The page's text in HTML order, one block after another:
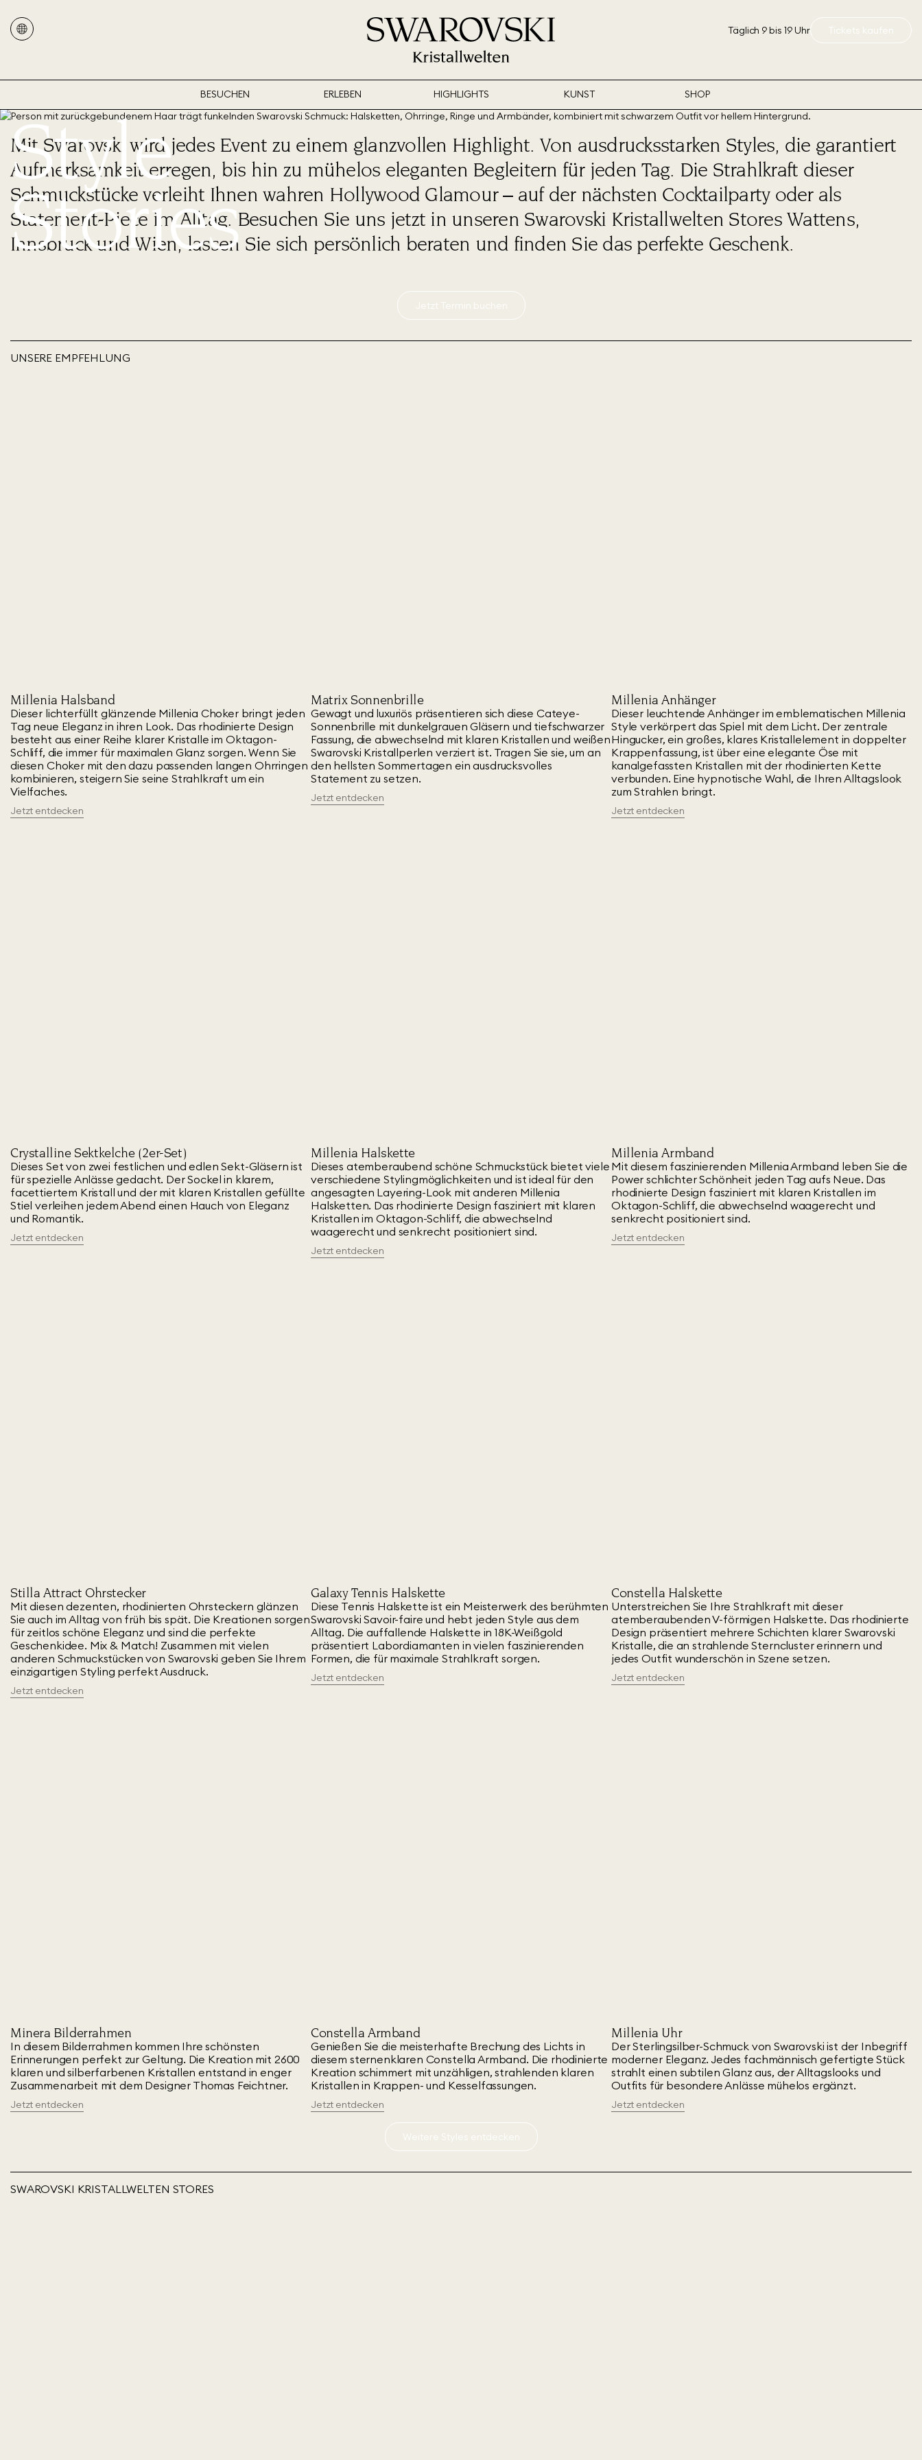
Täglich 9 bis 19 Uhr Tickets kaufen
BESUCHEN ERLEBEN HIGHLIGHTS KUNST SHOP
Style
Stories
Mit Swarovski wird jedes Event zu einem glanzvollen Highlight. Von ausdrucksstarken Styles, die garantiert
Aufmerksamkeit erregen, bis hin zu mühelos eleganten Begleitern für jeden Tag. Die Strahlkraft dieser
Schmuckstücke verleiht Ihnen wahren Hollywood Glamour – auf der nächsten Cocktailparty oder als
Statement-Piece im Alltag. Besuchen Sie uns jetzt in unseren Swarovski Kristallwelten Stores Wattens,
Innsbruck und Wien, lassen Sie sich persönlich beraten und finden Sie das perfekte Geschenk.
Jetzt Termin buchen
UNSERE EMPFEHLUNG
Millenia Halsband
Dieser lichterfüllt glänzende Millenia Choker bringt jeden
Tag neue Eleganz in ihren Look. Das rhodinierte Design
besteht aus einer Reihe klarer Kristalle im Oktagon-
Schliff, die immer für maximalen Glanz sorgen. Wenn Sie
diesen Choker mit den dazu passenden langen Ohrringen
kombinieren, steigern Sie seine Strahlkraft um ein
Vielfaches.
Jetzt entdecken
Matrix Sonnenbrille
Gewagt und luxuriös präsentieren sich diese Cateye-
Sonnenbrille mit dunkelgrauen Gläsern und tiefschwarzer
Fassung, die abwechselnd mit klaren Kristallen und weißen
Swarovski Kristallperlen verziert ist. Tragen Sie sie, um an
den hellsten Sommertagen ein ausdrucksvolles
Statement zu setzen.
Jetzt entdecken
Millenia Anhänger
Dieser leuchtende Anhänger im emblematischen Millenia
Style verkörpert das Spiel mit dem Licht. Der zentrale
Hingucker, ein großes, klares Kristallelement in doppelter
Krappenfassung, ist über eine elegante Öse mit
kanalgefassten Kristallen mit der rhodinierten Kette
verbunden. Eine hypnotische Wahl, die Ihren Alltagslook
zum Strahlen bringt.
Jetzt entdecken
Crystalline Sektkelche (2er-Set)
Dieses Set von zwei festlichen und edlen Sekt-Gläsern ist
für spezielle Anlässe gedacht. Der Sockel in klarem,
facettiertem Kristall und der mit klaren Kristallen gefüllte
Stiel verleihen jedem Abend einen Hauch von Eleganz
und Romantik.
Jetzt entdecken
Millenia Halskette
Dieses atemberaubend schöne Schmuckstück bietet viele
verschiedene Stylingmöglichkeiten und ist ideal für den
angesagten Layering-Look mit anderen Millenia
Halsketten. Das rhodinierte Design fasziniert mit klaren
Kristallen im Oktagon-Schliff, die abwechselnd
waagerecht und senkrecht positioniert sind.
Jetzt entdecken
Millenia Armband
Mit diesem faszinierenden Millenia Armband leben Sie die
Power schlichter Schönheit jeden Tag aufs Neue. Das
rhodinierte Design fasziniert mit klaren Kristallen im
Oktagon-Schliff, die abwechselnd waagerecht und
senkrecht positioniert sind.
Jetzt entdecken
Stilla Attract Ohrstecker
Mit diesen dezenten, rhodinierten Ohrsteckern glänzen
Sie auch im Alltag von früh bis spät. Die Kreationen sorgen
für zeitlos schöne Eleganz und sind die perfekte
Geschenkidee. Mix & Match! Zusammen mit vielen
anderen Schmuckstücken von Swarovski geben Sie Ihrem
einzigartigen Styling perfekt Ausdruck.
Jetzt entdecken
Galaxy Tennis Halskette
Diese Tennis Halskette ist ein Meisterwerk des berühmten
Swarovski Savoir-faire und hebt jeden Style aus dem
Alltag. Die auffallende Halskette in 18K-Weißgold
präsentiert Labordiamanten in vielen faszinierenden
Formen, die für maximale Strahlkraft sorgen.
Jetzt entdecken
Constella Halskette
Unterstreichen Sie Ihre Strahlkraft mit dieser
atemberaubenden V-förmigen Halskette. Das rhodinierte
Design präsentiert mehrere Schichten klarer Swarovski
Kristalle, die an strahlende Sterncluster erinnern und
jedes Outfit wunderschön in Szene setzen.
Jetzt entdecken
Minera Bilderrahmen
In diesem Bilderrahmen kommen Ihre schönsten
Erinnerungen perfekt zur Geltung. Die Kreation mit 2600
klaren und silberfarbenen Kristallen entstand in enger
Zusammenarbeit mit dem Designer Thomas Feichtner.
Jetzt entdecken
Constella Armband
Genießen Sie die meisterhafte Brechung des Lichts in
diesem sternenklaren Constella Armband. Die rhodinierte
Kreation schimmert mit unzähligen, strahlenden klaren
Kristallen in Krappen- und Kesselfassungen.
Jetzt entdecken
Millenia Uhr
Der Sterlingsilber-Schmuck von Swarovski ist der Inbegriff
moderner Eleganz. Jedes fachmännisch gefertigte Stück
strahlt einen subtilen Glanz aus, der Alltagslooks und
Outfits für besondere Anlässe mühelos ergänzt.
Jetzt entdecken
Weitere Styles entdecken
SWAROVSKI KRISTALLWELTEN STORES